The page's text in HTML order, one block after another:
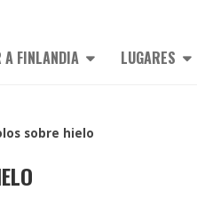
A FINLANDIA LUGARES
sobre hielo